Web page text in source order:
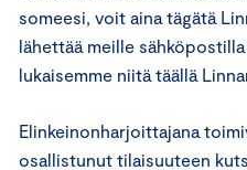
someesi, voit aina tägätä
lähettää meille
lukaisemme niitä täällä
Elinkeinonharjoittajana
osallistunut tilaisuuteen